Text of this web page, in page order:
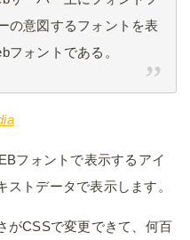
の意図するフォントを表
フォントである。
フォントで表示するアイ
トデータで表示します。
がCSSで変更できて、何百